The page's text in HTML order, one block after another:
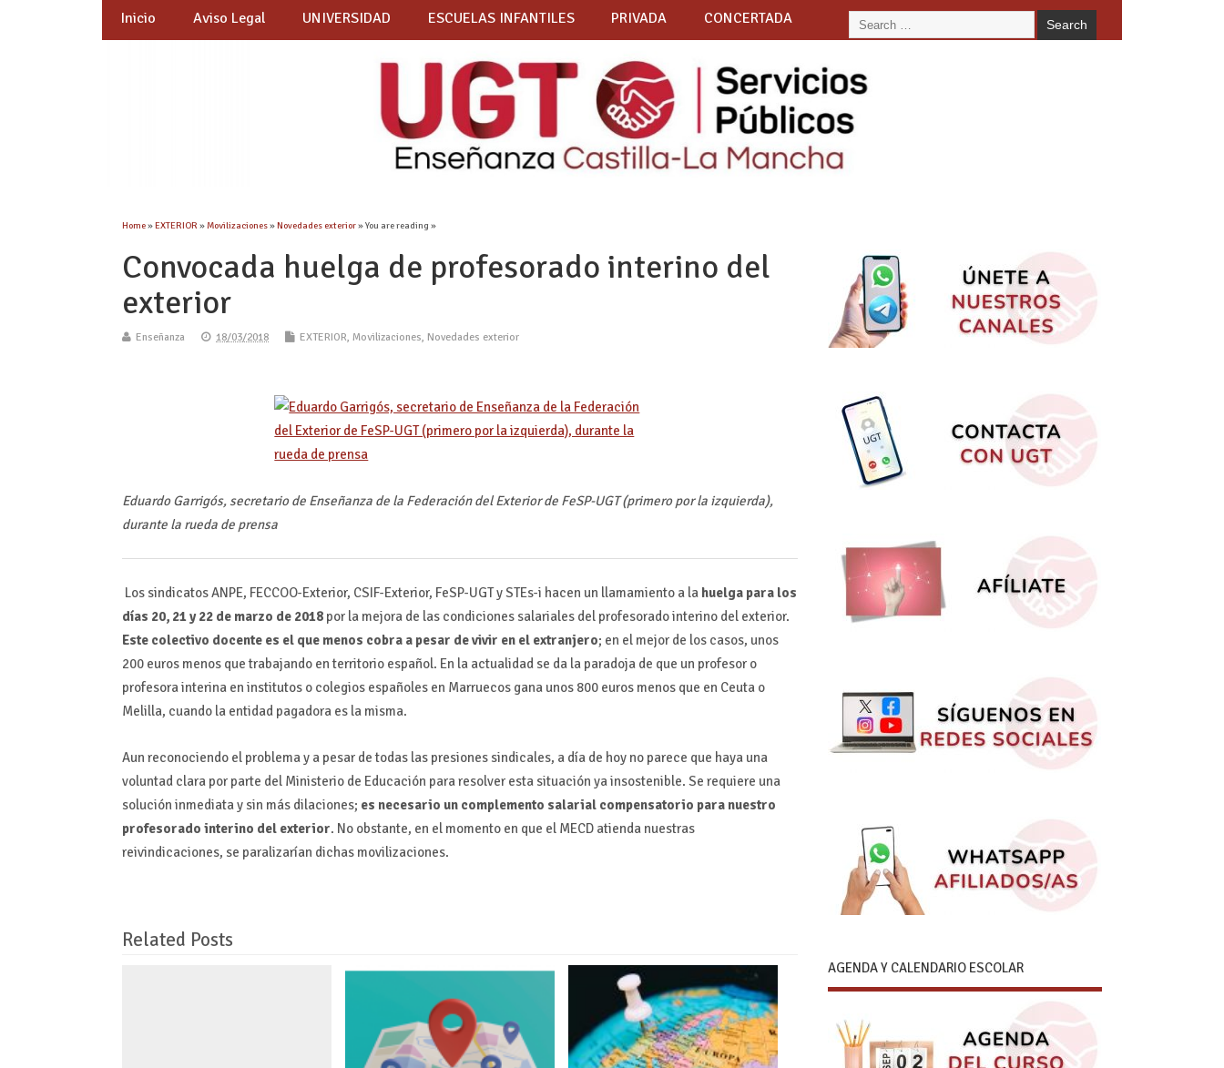
Inicio Aviso Legal UNIVERSIDAD ESCUELAS INFANTILES PRIVADA CONCERTADA
Home»EXTERIOR »Movilizaciones»Novedades exterior» You are reading »
Convocada huelga de profesorado interino del
exterior
Enseñanza 18/03/2018 EXTERIOR,Movilizaciones, Novedades exterior
Eduardo Garrigós, secretario de Enseñanza de la Federación del Exterior de FeSP-UGT (primero por la izquierda),
durante la rueda de prensa
Los sindicatos ANPE, FECCOO-Exterior, CSIF-Exterior, FeSP-UGT y STEs-i hacen un llamamiento a la huelga para los
días 20, 21 y 22 de marzo de 2018 por la mejora de las condiciones salariales del profesorado interino del exterior.
Este colectivo docente es el que menos cobra a pesar de vivir en el extranjero; en el mejor de los casos, unos
200 euros menos que trabajando en territorio español. En la actualidad se da la paradoja de que un profesor o
profesora interina en institutos o colegios españoles en Marruecos gana unos 800 euros menos que en Ceuta o
Melilla, cuando la entidad pagadora es la misma.
Aun reconociendo el problema y a pesar de todas las presiones sindicales, a día de hoy no parece que haya una
voluntad clara por parte del Ministerio de Educación para resolver esta situación ya insostenible. Se requiere una
solución inmediata y sin más dilaciones; es necesario un complemento salarial compensatorio para nuestro
profesorado interino del exterior. No obstante, en el momento en que el MECD atienda nuestras
reivindicaciones, se paralizarían dichas movilizaciones.
Related Posts
AGENDA Y CALENDARIO ESCOLAR